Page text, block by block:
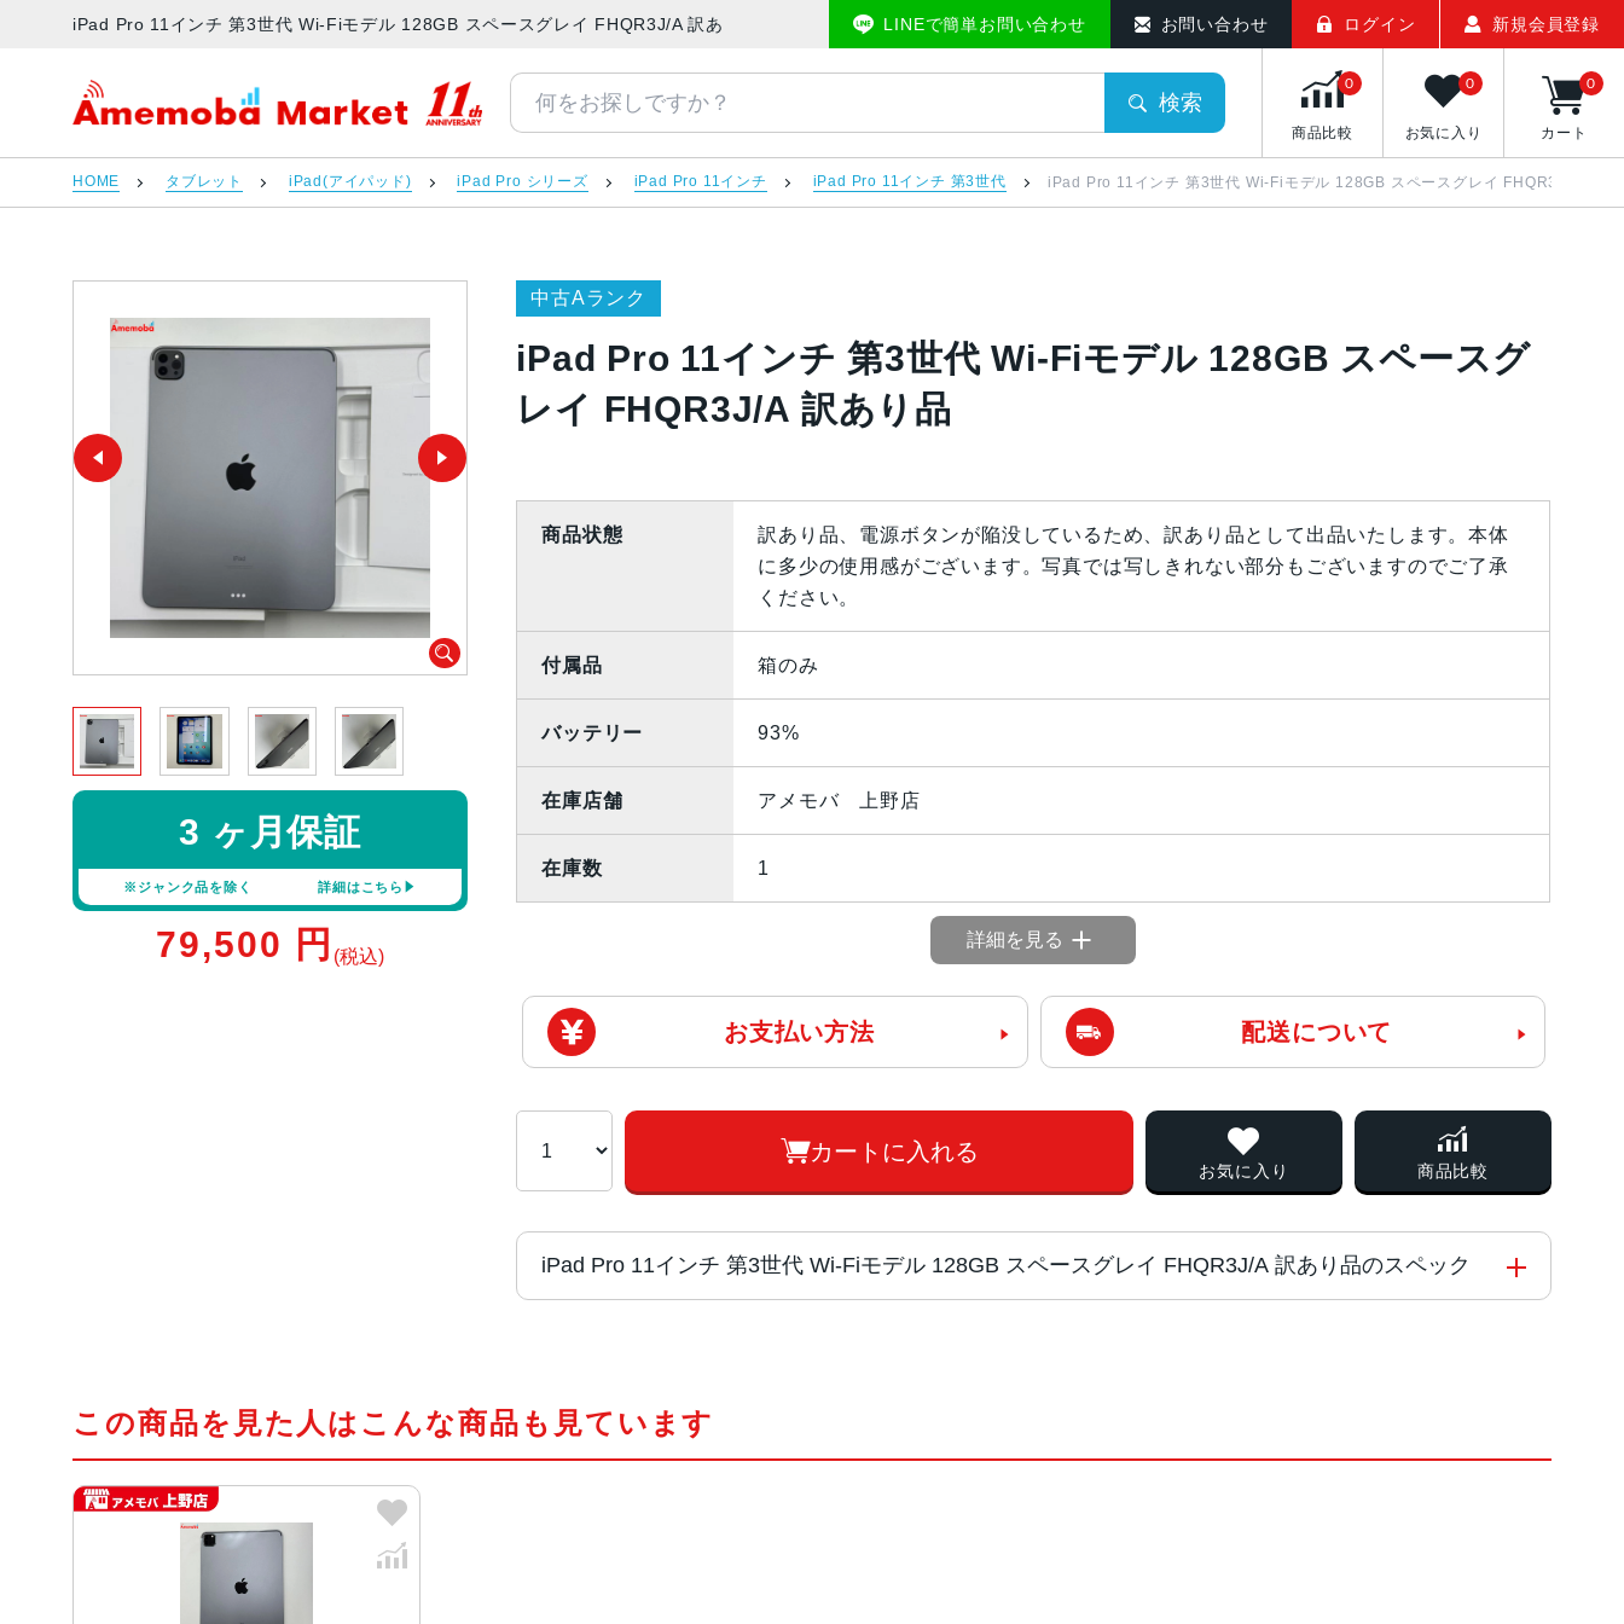
iPad Pro 11インチ 第3世代 Wi-Fiモデル 128GB スペースグレイ FHQR3J/A 訳あり品 | 中古スマホ販売のアメモバマーケット
LINEで簡単お問い合わせ お問い合わせ ログイン 新規会員登録
アメモバマーケット
検索
商品比較
0
お気に入り
0
カート
0
HOME タブレット iPad(アイパッド) iPad Pro シリーズ iPad Pro 11インチ iPad Pro 11インチ 第3世代 iPad Pro 11インチ 第3世代 Wi-Fiモデル 128GB スペースグレイ FHQR3J/A 訳あ
中古Aランク
iPad Pro 11インチ 第3世代 Wi-Fiモデル 128GB スペースグ
レイ FHQR3J/A 訳あり品
3 ヶ月保証
※ジャンク品を除く 詳細はこちら
79,500 円 (税込)
商品状態
訳あり品、電源ボタンが陥没しているため、訳あり品として出品いたします。本体
に多少の使用感がございます。写真では写しきれない部分もございますのでご了承
ください。
付属品 箱のみ
バッテリー 93%
在庫店舗 アメモバ 上野店
在庫数 1
詳細を見る
お支払い方法 配送について
カートに入れる
お気に入り 商品比較
iPad Pro 11インチ 第3世代 Wi-Fiモデル 128GB スペースグレイ FHQR3J/A 訳あり品のスペック
カラー シルバー、スペースグレイ
この商品を見た人はこんな商品も見ています